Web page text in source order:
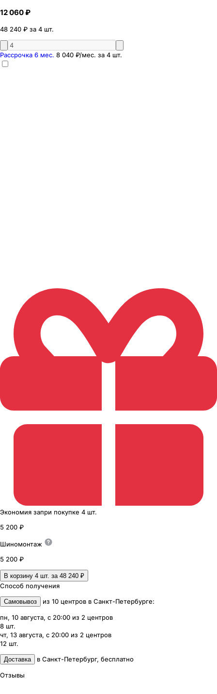
12 060 ₽
48 240 ₽ за 4 шт.
Рассрочка 6 мес. 8 040 ₽/мес. за 4 шт.
Экономия запри покупке 4 шт.
5 200 ₽
Шиномонтаж
5 200 ₽
В корзину 4 шт. за 48 240 ₽
Способ получения
Самовывоз из 10 центров в Санкт-Петербурге:
пн, 10 августа, с 20:00 из 2 центров
8 шт.
чт, 13 августа, с 20:00 из 2 центров
12 шт.
Доставка в Санкт-Петербург, бесплатно
Отзывы